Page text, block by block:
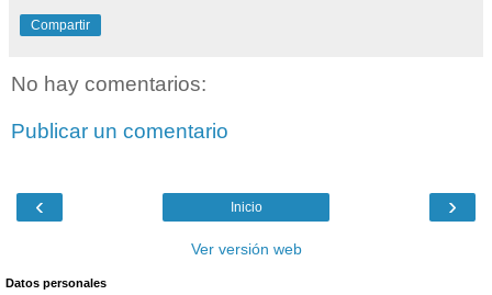
Compartir
No hay comentarios:
Publicar un comentario
‹ ›
Inicio
Ver versión web
Datos personales